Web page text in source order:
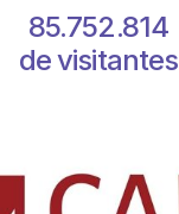
85.752.814
de visitantes